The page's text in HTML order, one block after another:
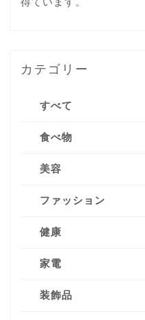
カテゴリー
すべて
食べ物
美容
ファッション
健康
家電
装飾品